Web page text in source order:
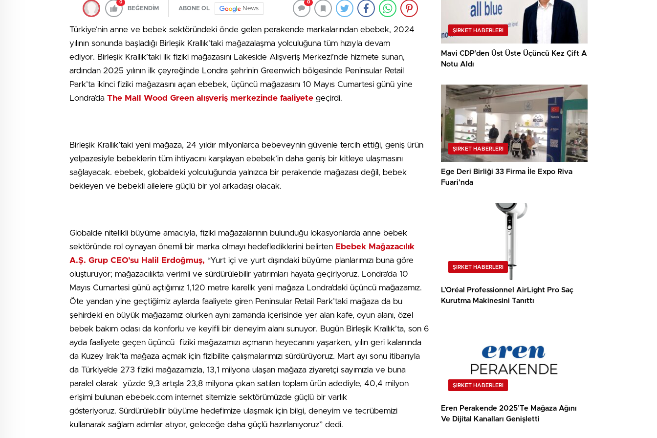
0
BEĞENDİM ABONE OL News
0
Türkiye’nin anne ve bebek sektöründeki önde gelen perakende markalarından ebebek, 2024
yılının sonunda başladığı Birleşik Krallık’taki mağazalaşma yolculuğuna tüm hızıyla devam
ediyor. Birleşik Krallık’taki ilk fiziki mağazasını Lakeside Alışveriş Merkezi’nde hizmete sunan,
ardından 2025 yılının ilk çeyreğinde Londra şehrinin Greenwich bölgesinde Peninsular Retail
Park’ta ikinci fiziki mağazasını açan ebebek, üçüncü mağazasını 10 Mayıs Cumartesi günü yine
Londra’da The Mall Wood Green alışveriş merkezinde faaliyete geçirdi.
Birleşik Krallık’taki yeni mağaza, 24 yıldır milyonlarca bebeveynin güvenle tercih ettiği, geniş ürün
yelpazesiyle bebeklerin tüm ihtiyacını karşılayan ebebek’in daha geniş bir kitleye ulaşmasını
sağlayacak. ebebek, globaldeki yolculuğunda yalnızca bir perakende mağazası değil, bebek
bekleyen ve bebekli ailelere güçlü bir yol arkadaşı olacak.
Globalde nitelikli büyüme amacıyla, fiziki mağazalarının bulunduğu lokasyonlarda anne bebek
sektöründe rol oynayan önemli bir marka olmayı hedeflediklerini belirten Ebebek Mağazacılık
A.Ş. Grup CEO’su Halil Erdoğmuş, “Yurt içi ve yurt dışındaki büyüme planlarımızı buna göre
oluşturuyor; mağazacılıkta verimli ve sürdürülebilir yatırımları hayata geçiriyoruz. Londra’da 10
Mayıs Cumartesi günü açtığımız 1,120 metre karelik yeni mağaza Londra’daki üçüncü mağazamız.
Öte yandan yine geçtiğimiz aylarda faaliyete giren Peninsular Retail Park’taki mağaza da bu
şehirdeki en büyük mağazamız olurken aynı zamanda içerisinde yer alan kafe, oyun alanı, özel
bebek bakım odası da konforlu ve keyifli bir deneyim alanı sunuyor. Bugün Birleşik Krallık’ta, son 6
ayda faaliyete geçen üçüncü fiziki mağazamızı açmanın heyecanını yaşarken, yılın geri kalanında
da Kuzey Irak’ta mağaza açmak için fizibilite çalışmalarımızı sürdürüyoruz. Mart ayı sonu itibarıyla
da Türkiye’de 273 fiziki mağazamızla, 13,1 milyona ulaşan mağaza ziyaretçi sayımızla ve buna
paralel olarak yüzde 9,3 artışla 23,8 milyona çıkan satılan toplam ürün adediyle, 40,4 milyon
erişimi bulunan ebebek.com internet sitemizle sektörümüzde güçlü bir varlık
gösteriyoruz. Sürdürülebilir büyüme hedefimize ulaşmak için bilgi, deneyim ve tecrübemizi
kullanarak sağlam adımlar atıyor, geleceğe daha güçlü hazırlanıyoruz” dedi.
ŞIRKET HABERLERI
Mavi CDP’den Üst Üste Üçüncü Kez Çift A
Notu Aldı
ŞIRKET HABERLERI
Ege Deri Birliği 33 Firma İle Expo Riva
Fuari’nda
ŞIRKET HABERLERI
L’Oréal Professionnel AirLight Pro Saç
Kurutma Makinesini Tanıttı
ŞIRKET HABERLERI
Eren Perakende 2025’Te Mağaza Ağını
Ve Dijital Kanalları Genişletti